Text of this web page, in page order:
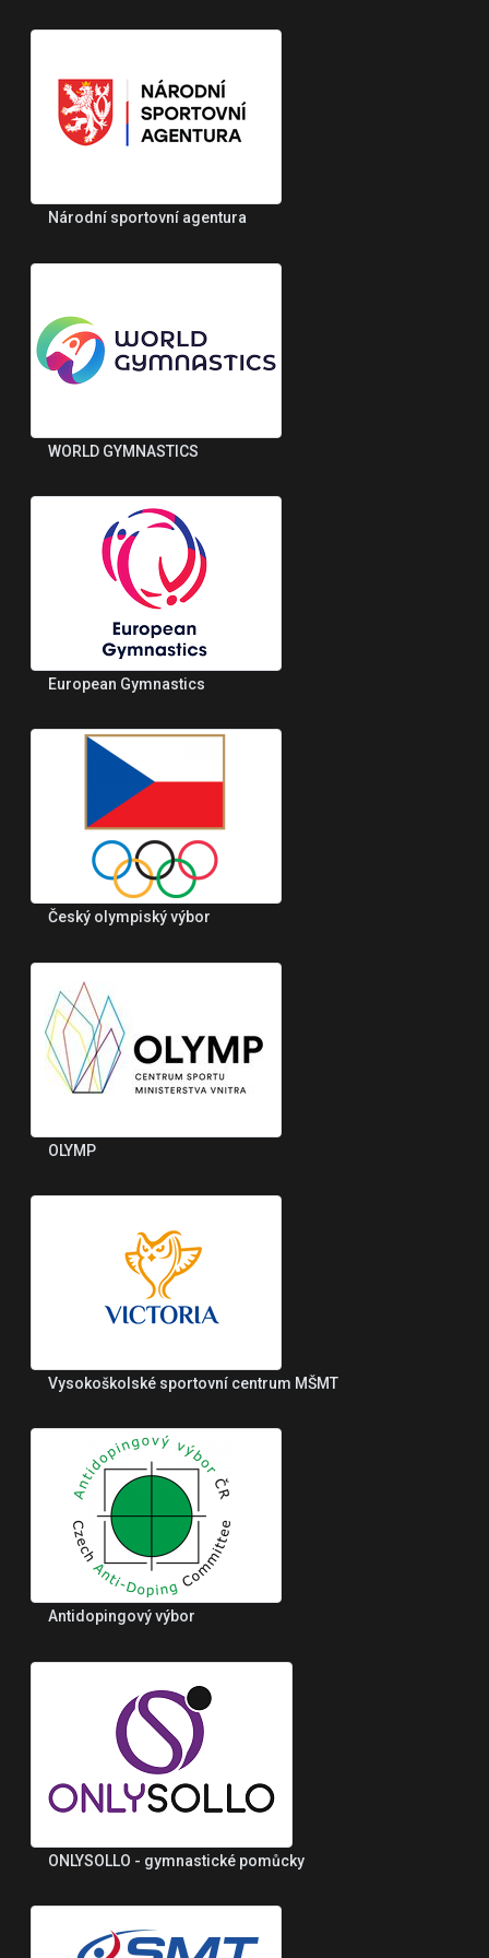
Národní sportovní agentura
WORLD GYMNASTICS
European Gymnastics
Český olympiský výbor
OLYMP
Vysokoškolské sportovní centrum MŠMT
Antidopingový výbor
ONLYSOLLO - gymnastické pomůcky